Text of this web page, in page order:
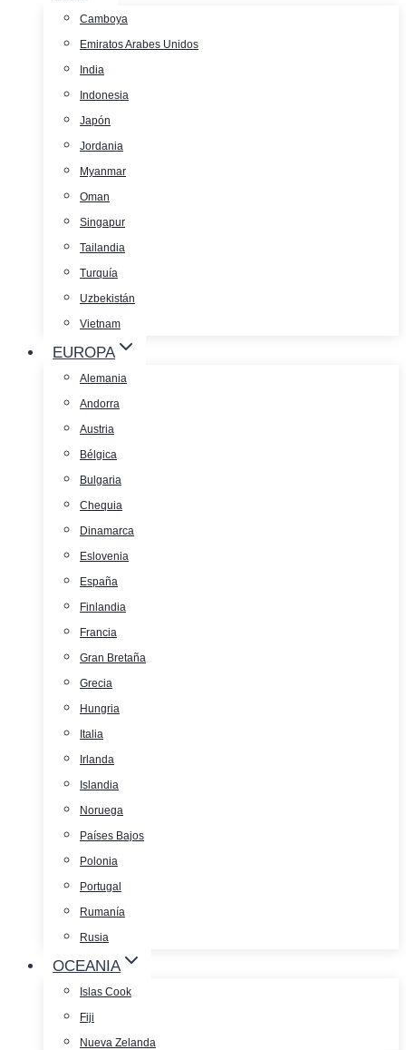
Camboya
Emiratos Arabes Unidos
India
Indonesia
Japón
Jordania
Myanmar
Oman
Singapur
Tailandia
Turquía
Uzbekistán
Vietnam
EUROPA
Alemania
Andorra
Austria
Bélgica
Bulgaria
Chequia
Dinamarca
Eslovenia
España
Finlandia
Francia
Gran Bretaña
Grecia
Hungria
Italia
Irlanda
Islandia
Noruega
Países Bajos
Polonia
Portugal
Rumanía
Rusia
OCEANIA
Islas Cook
Fiji
Nueva Zelanda